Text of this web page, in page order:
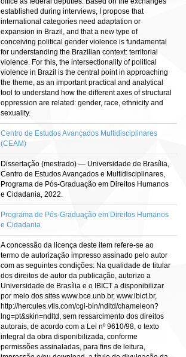
established during interviews, I propose that
international categories need adaptation or
expansion in Brazil, and that a new type of
conceiving political gender violence is fundamental
for understanding the Brazilian context: territorial
violence. For this, the intersectionality of political
violence in Brazil is the central point in approaching
the theme, as an important practical and analytical
tool to understand how the different axes of structural
oppression are related: gender, race, ethnicity and
sexuality.
Centro de Estudos Avançados Multidisciplinares
(CEAM)
Dissertação (mestrado) — Universidade de Brasília,
Centro de Estudos Avançados e Multidisciplinares,
Programa de Pós-Graduação em Direitos Humanos
e Cidadania, 2022.
Programa de Pós-Graduação em Direitos Humanos
e Cidadania
A concessão da licença deste item refere-se ao
termo de autorização impresso assinado pelo autor
com as seguintes condições: Na qualidade de titular
dos direitos de autor da publicação, autorizo a
Universidade de Brasília e o IBICT a disponibilizar
por meio dos sites www.bce.unb.br, www.ibict.br,
http://hercules.vtls.com/cgi-bin/ndltd/chameleon?
lng=pt&skin=ndltd, sem ressarcimento dos direitos
autorais, de acordo com a Lei nº 9610/98, o texto
integral da obra disponibilizada, conforme
permissões assinaladas, para fins de leitura,